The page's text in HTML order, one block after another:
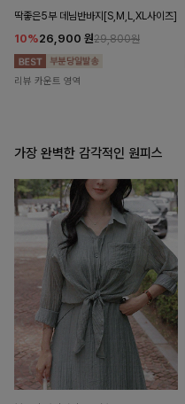
딱좋은5부 데님반바지[S,M,L,XL사이즈]
10%26,900 원29,800원
리뷰 카운트 영역
가장 완벽한 감각적인 원피스